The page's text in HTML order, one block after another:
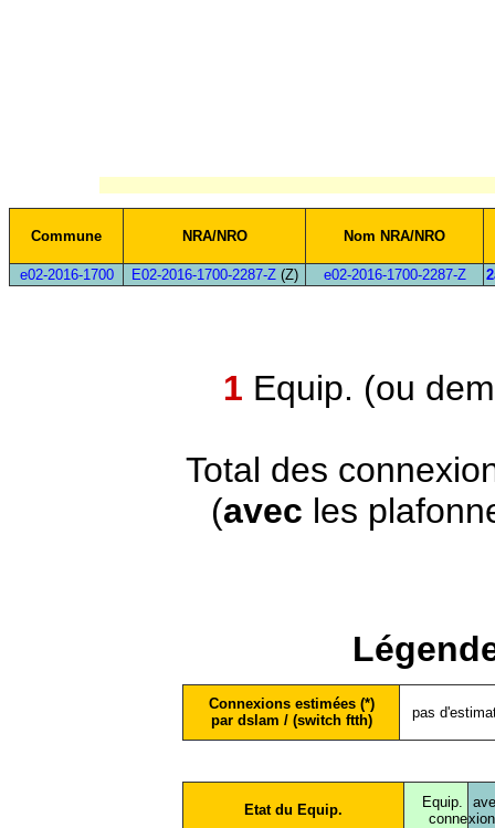
Commune NRA/NRO Nom NRA/NRO
e02-2016-1700 E02-2016-1700-2287-Z(Z) e02-2016-1700-2287-Z
1 Equip. (ou
Total des
(avec les
Connexions estimées (*)
par dslam / (switch ftth)
pas
Etat du Equip.
Equip.
conne